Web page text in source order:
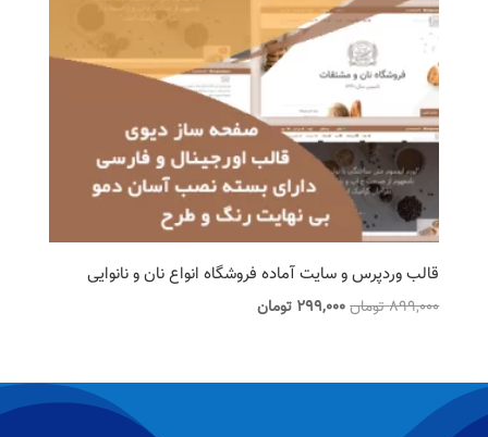
قالب وردپرس و سایت آماده فروشگاه انواع نان و نانوایی
899,000تومانقیمت
بود.
299,000 تومانقیمت
است.